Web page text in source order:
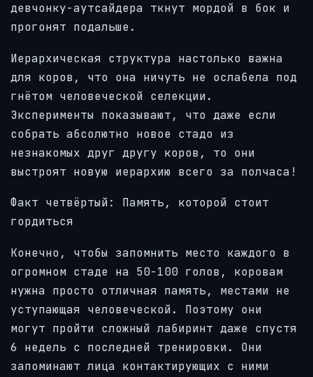
девчонку-аутсайдера ткнут мордой в бок и
прогонят подальше.
Иерархическая структура настолько важна
для коров, что она ничуть не ослабела под
гнётом человеческой селекции.
Эксперименты показывают, что даже если
собрать абсолютно новое стадо из
незнакомых друг другу коров, то они
выстроят новую иерархию всего за полчаса!
Факт четвёртый: Память, которой стоит
гордиться
Конечно, чтобы запомнить место каждого в
огромном стаде на 50-100 голов, коровам
нужна просто отличная память, местами не
уступающая человеческой. Поэтому они
могут пройти сложный лабиринт даже спустя
6 недель с последней тренировки. Они
запоминают лица контактирующих с ними